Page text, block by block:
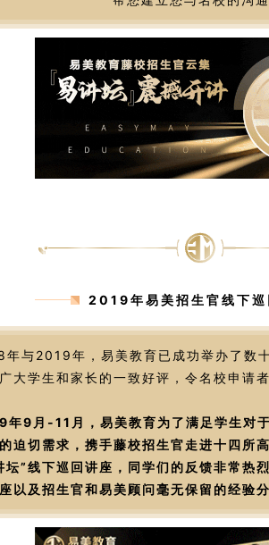
2019年易美招生官线下巡
年与2019年，易美教育已成功举办了数
大学生和家长的一致好评，令名校申请者
年9月-11月，易美教育为了满足学生对
迫切需求，携手藤校招生官走进十四所
坛”线下巡回讲座，同学们的反馈非常热
以及招生官和易美顾问毫无保留的经验分